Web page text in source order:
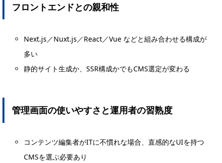
フロントエンドとの親和性
Next.js／Nuxt.js／React／Vue などと組み合わせる構成が
多い
静的サイト生成か、SSR構成かでもCMS選定が変わる
管理画面の使いやすさと運用者の習熟度
コンテンツ編集者がITに不慣れな場合、直感的なUIを持つ
CMSを選ぶ必要あり